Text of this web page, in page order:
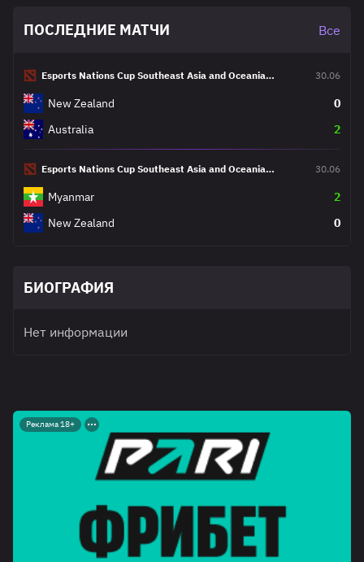
ПОСЛЕДНИЕ МАТЧИ Все
Esports Nations Cup Southeast Asia and Oceania
Qualifier
30.06
New Zealand
0
Australia
2
Esports Nations Cup Southeast Asia and Oceania
Qualifier
30.06
Myanmar
2
New Zealand
0
БИОГРАФИЯ
Нет информации
Реклама 18+